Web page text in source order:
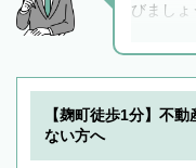
びまし
と他士
解決のみ
できます
でフィー
で複数
【麹町徒歩1分】不
ない方へ